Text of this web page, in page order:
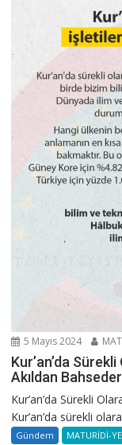
5 Mayıs 2024
Kur’an’da
Akıldan Bahseder
Kur’an’da Sürekli
Kur’an’da sürekli
Gündem MATURİDİ-